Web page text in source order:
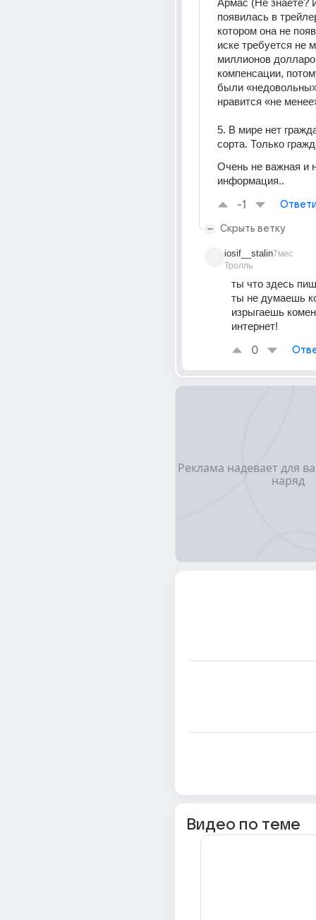
Армас (Не знаете?
появилась в
котором она не
иске требуется не
миллионов
компенсации,
были
нравится «не
5. В мире нет
сорта. Только
Очень не важная и
информация..
-1
Скрыть ветку
iosif__stalin
Тролль
7мес
ты что здесь
ты не думаешь
изрыгаешь
интернет!
0
Видео по теме